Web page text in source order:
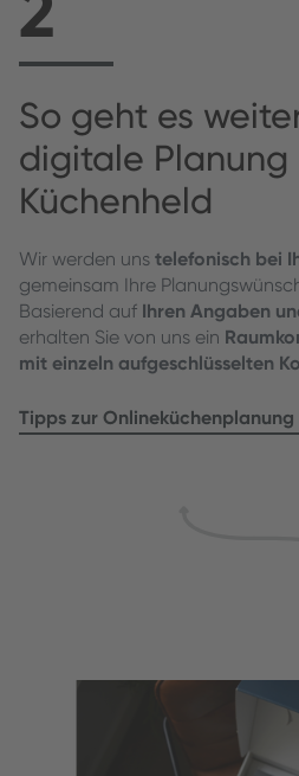
So geht es
digitale Planung
Küchenheld
Wir werden uns telefonisch bei
gemeinsam Ihre
Basierend auf Ihren Angaben
erhalten Sie von uns ein
mit einzeln aufgeschlüsselten
Tipps zur Onlineküchenplanung